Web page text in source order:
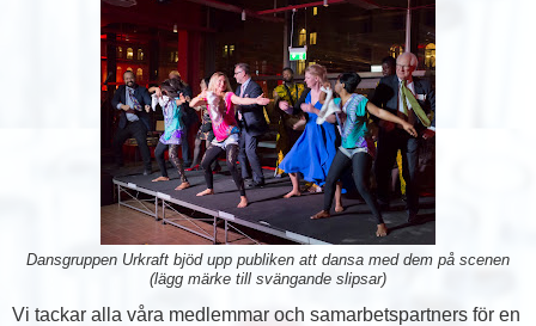
Dansgruppen Urkraft bjöd upp publiken att dansa med dem på scenen
(lägg märke till svängande slipsar)
Vi tackar alla våra medlemmar och samarbetspartners för en